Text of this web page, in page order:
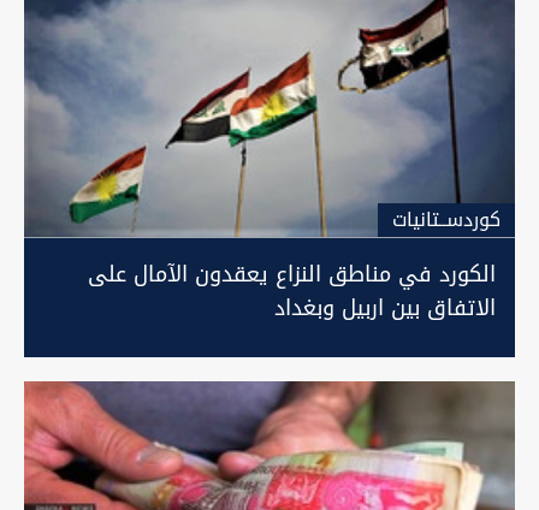
كوردســتانيات
الكورد في مناطق النزاع يعقدون الآمال على
الاتفاق بين اربيل وبغداد